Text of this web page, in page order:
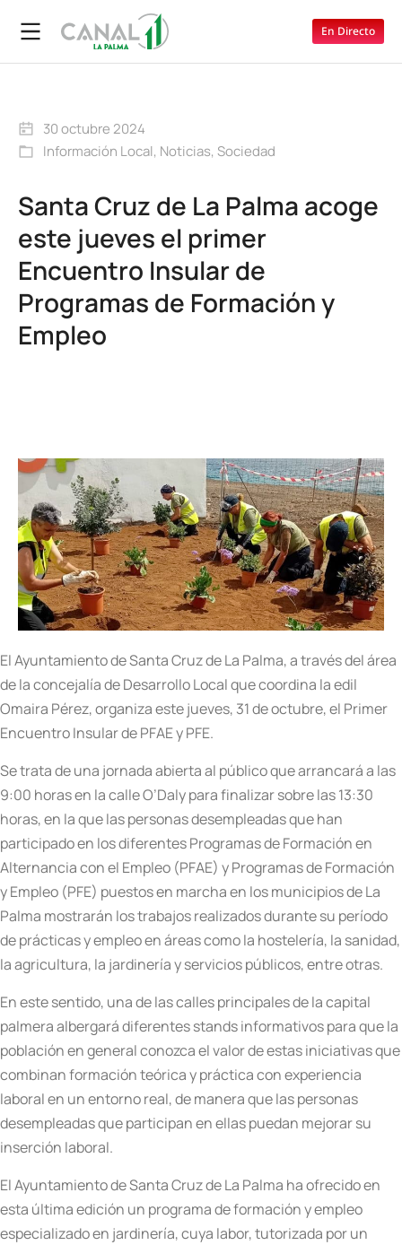
En Directo
30 octubre 2024
Información Local, Noticias, Sociedad
Santa Cruz de La Palma acoge
este jueves el primer
Encuentro Insular de
Programas de Formación y
Empleo
El Ayuntamiento de Santa Cruz de La Palma, a través del área
de la concejalía de Desarrollo Local que coordina la edil
Omaira Pérez, organiza este jueves, 31 de octubre, el Primer
Encuentro Insular de PFAE y PFE.
Se trata de una jornada abierta al público que arrancará a las
9:00 horas en la calle O’Daly para finalizar sobre las 13:30
horas, en la que las personas desempleadas que han
participado en los diferentes Programas de Formación en
Alternancia con el Empleo (PFAE) y Programas de Formación
y Empleo (PFE) puestos en marcha en los municipios de La
Palma mostrarán los trabajos realizados durante su período
de prácticas y empleo en áreas como la hostelería, la sanidad,
la agricultura, la jardinería y servicios públicos, entre otras.
En este sentido, una de las calles principales de la capital
palmera albergará diferentes stands informativos para que la
población en general conozca el valor de estas iniciativas que
combinan formación teórica y práctica con experiencia
laboral en un entorno real, de manera que las personas
desempleadas que participan en ellas puedan mejorar su
inserción laboral.
El Ayuntamiento de Santa Cruz de La Palma ha ofrecido en
esta última edición un programa de formación y empleo
especializado en jardinería, cuya labor, tutorizada por un